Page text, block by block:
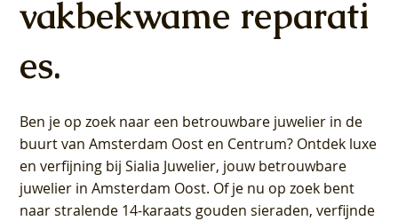
vakbekwame reparati
es.
Ben je op zoek naar een betrouwbare juwelier in de
buurt van Amsterdam Oost en Centrum? Ontdek luxe
en verfijning bij Sialia Juwelier, jouw betrouwbare
juwelier in Amsterdam Oost. Of je nu op zoek bent
naar stralende 14-karaats gouden sieraden, verfijnde